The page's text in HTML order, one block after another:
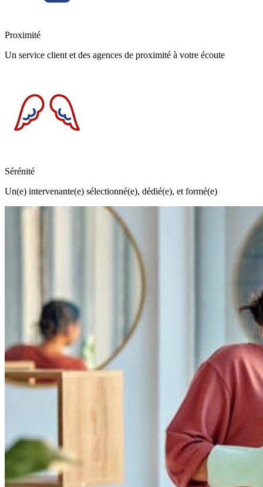
Proximité
Un service client et des agences de proximité à votre écoute
Sérénité
Un(e) intervenante(e) sélectionné(e), dédié(e), et formé(e)